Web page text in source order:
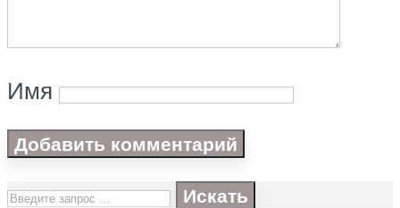
Имя
Искать